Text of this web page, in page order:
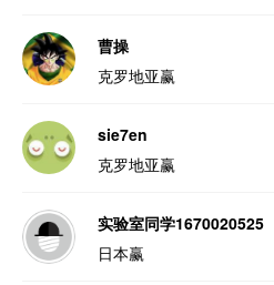
曹操
克罗地亚赢
sie7en
克罗地亚赢
实验室同学1670020525
日本赢